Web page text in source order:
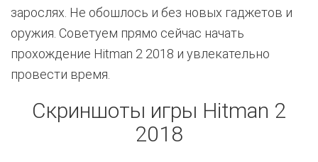
зарослях. Не обошлось и без новых гаджетов и
оружия. Советуем прямо сейчас начать
прохождение Hitman 2 2018 и увлекательно
провести время.
Скриншоты игры Hitman 2
2018